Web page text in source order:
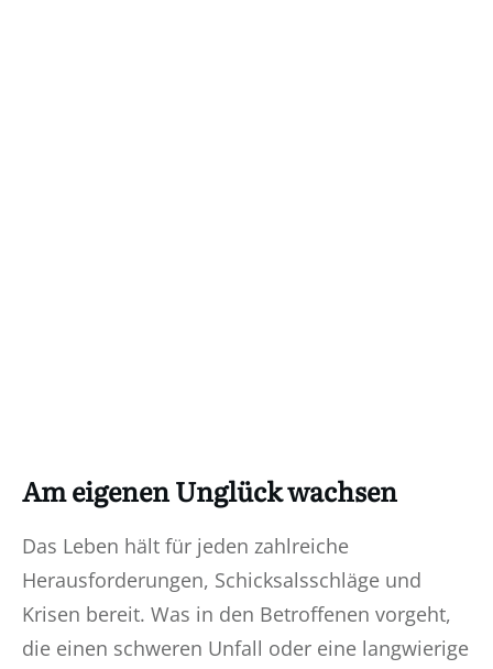
Am eigenen Unglück wachsen
Das Leben hält für jeden zahlreiche
Herausforderungen, Schicksalsschläge und
Krisen bereit. Was in den Betroffenen vorgeht,
die einen schweren Unfall oder eine langwierige